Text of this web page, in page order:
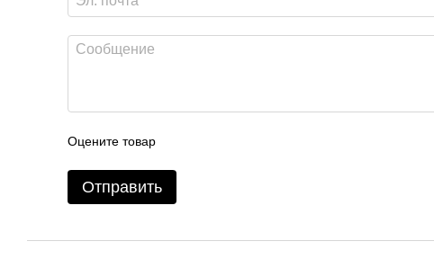
Оцените товар
Отправить